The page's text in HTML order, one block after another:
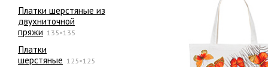
Платки шерстяные из
двухниточной
пряжи 135×135
Платки
шерстяные 125×125